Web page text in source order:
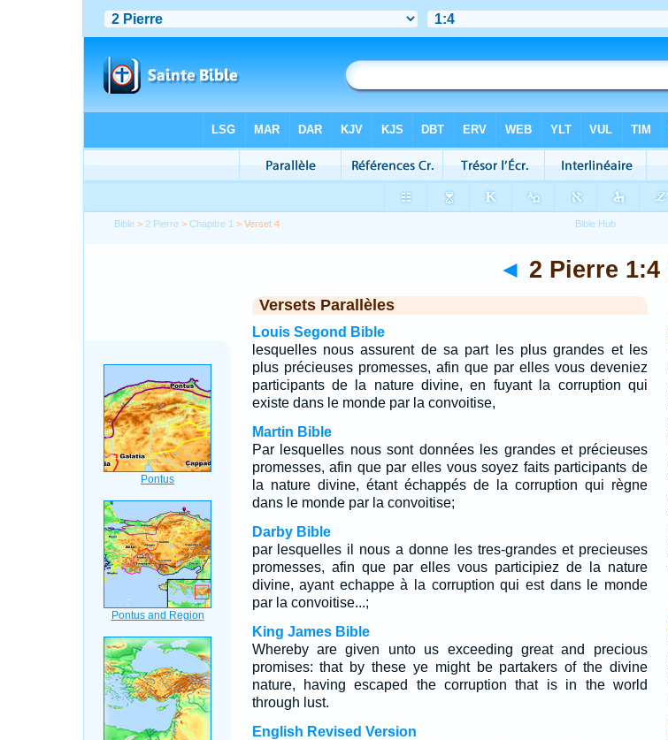
Bible > 2 Pierre >Chapitre 1 > Verset 4
◄ 2 Pierre 1:4
Versets Parallèles
Louis Segond Bible
lesquelles nous assurent de sa part les plus grandes et les
plus précieuses promesses, afin que par elles vous deveniez
participants de la nature divine, en fuyant la corruption qui
existe dans le monde par la convoitise,
Martin Bible
Par lesquelles nous sont données les grandes et précieuses
promesses, afin que par elles vous soyez faits participants de
la nature divine, étant échappés de la corruption qui règne
dans le monde par la convoitise;
Darby Bible
par lesquelles il nous a donne les tres-grandes et precieuses
promesses, afin que par elles vous participiez de la nature
divine, ayant echappe à la corruption qui est dans le monde
par la convoitise...;
King James Bible
Whereby are given unto us exceeding great and precious
promises: that by these ye might be partakers of the divine
nature, having escaped the corruption that is in the world
through lust.
English Revised Version